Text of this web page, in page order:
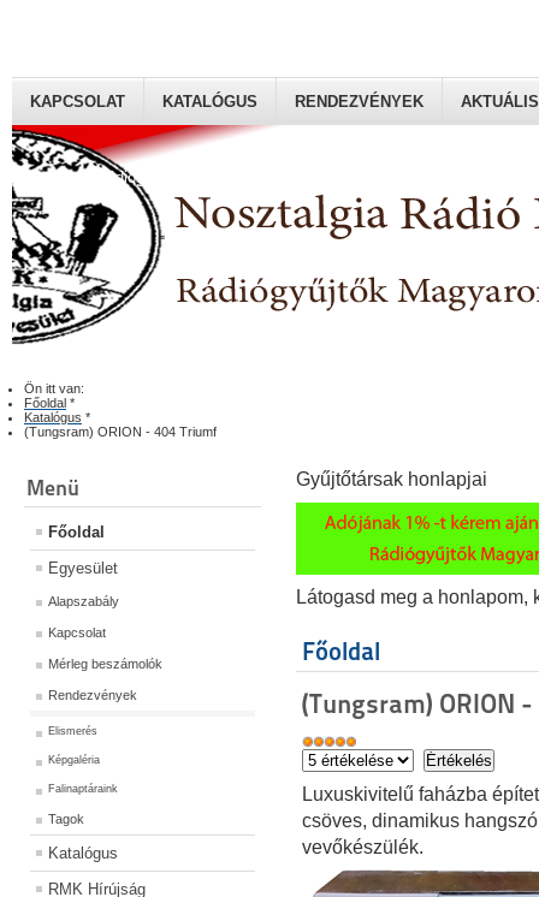
Rádiógyűjtők Magyaroszági Klubja
KAPCSOLAT KATALÓGUS RENDEZVÉNYEK AKTUÁLIS
Ön itt van:
Főoldal *
Katalógus *
(Tungsram) ORION - 404 Triumf
Menü
Főoldal
Egyesület
Alapszabály
Kapcsolat
Mérleg beszámolók
Rendezvények
Elismerés
Képgaléria
Falinaptáraink
Tagok
Katalógus
RMK Hírújság
Gyűjtőtársak honlapjai
Látogasd meg a honlapom,
Főoldal
(Tungsram) ORION
Luxuskivitelű faházba
csöves, dinamikus
vevőkészülék.